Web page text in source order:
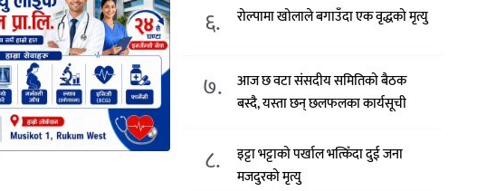
६. रोल्पामा खोलाले बगाउँदा एक वृद्धको मृत्यु
७.
आज छ वटा संसदीय समितिको बैठक
बस्दै, यस्ता छन् छलफलका कार्यसूची
८.
इट्टा भट्टाको पर्खाल भत्किँदा दुई जना
मजदुरको मृत्यु